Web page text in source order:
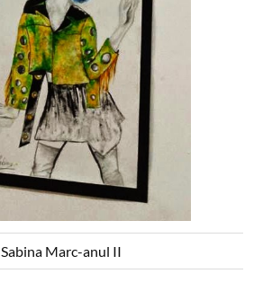
Sabina Marc-anul II